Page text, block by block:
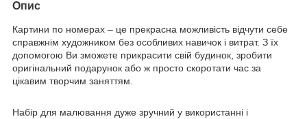
Опис
Картини по номерах – це прекрасна можливість відчути себе
справжнім художником без особливих навичок і витрат. З їх
допомогою Ви зможете прикрасити свій будинок, зробити
оригінальний подарунок або ж просто скоротати час за
цікавим творчим заняттям.
Набір для малювання дуже зручний у використанні і